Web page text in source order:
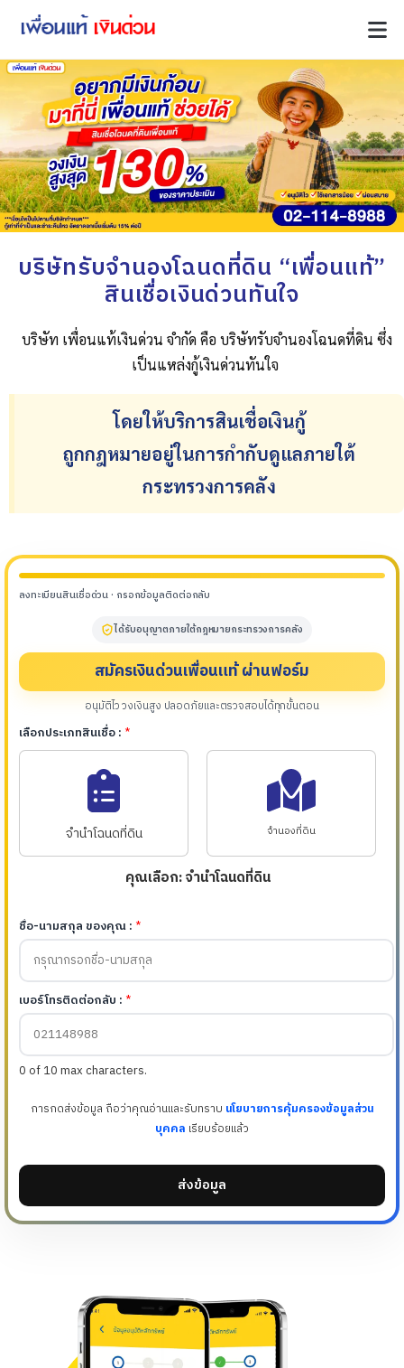
บริษัทรับจํานองโฉนดที่ดิน “เพื่อนแท้”
สินเชื่อเงินด่วนทันใจ
บริษัท เพื่อนแท้เงินด่วน จำกัด คือ บริษัทรับจํานองโฉนดที่ดิน ซึ่ง
เป็นแหล่งกู้เงินด่วนทันใจ
โดยให้บริการสินเชื่อเงินกู้
ถูกกฎหมายอยู่ในการกำกับดูแลภายใต้
กระทรวงการคลัง
ลงทะเบียนสินเชื่อด่วน · กรอกข้อมูลติดต่อกลับ
ได้รับอนุญาตภายใต้กฎหมายกระทรวงการคลัง
สมัครเงินด่วนเพื่อนแท้ ผ่านฟอร์ม
อนุมัติไว วงเงินสูง ปลอดภัยและตรวจสอบได้ทุกขั้นตอน
เลือกประเภทสินเชื่อ : *
จำนำโฉนดที่ดิน จำนองที่ดิน
คุณเลือก: จำนำโฉนดที่ดิน
ชื่อ-นามสกุล ของคุณ : *
เบอร์โทรติดต่อกลับ : *
0 of 10 max characters.
การกดส่งข้อมูล ถือว่าคุณอ่านและรับทราบ นโยบายการคุ้มครองข้อมูลส่วน
บุคคล เรียบร้อยแล้ว
ส่งข้อมูล